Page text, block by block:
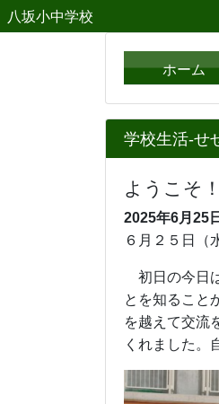
八坂小中学校
ホーム
学校生活-せ
ようこそ
2025年6月25日
６月２５日（
初日の今日
とを知ること
を越えて交流
くれました。